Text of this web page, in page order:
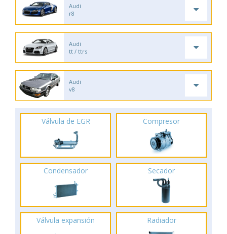
Audi
r8
Audi
tt / ttrs
Audi
v8
Válvula de EGR Compresor
Condensador Secador
Válvula expansión Radiador